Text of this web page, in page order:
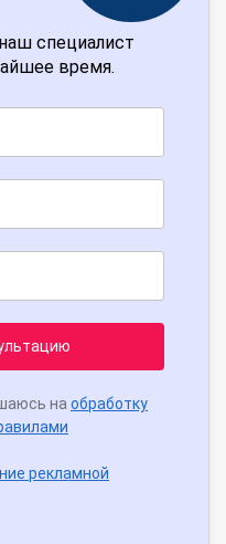
специалист
время.
на обработку
рекламной